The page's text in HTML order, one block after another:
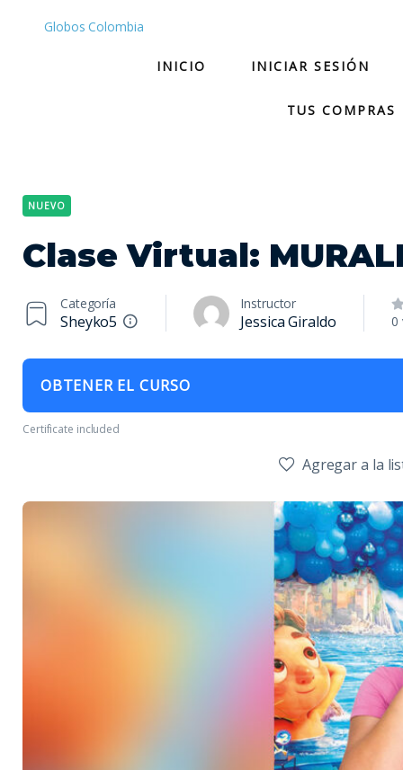
Globos Colombia
INICIO INICIAR SESIÓN
TUS COMPRAS
NUEVO
Categoría
Sheyko5
Instructor
Jessica Giraldo 0
Clase Virtual:
OBTENER EL CURSO
Certificate included
Agregar a la